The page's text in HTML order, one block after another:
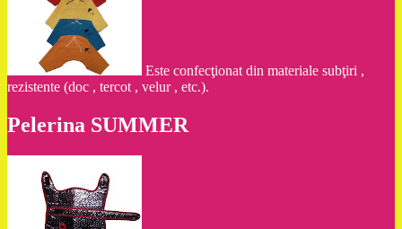
Este confecţionat din materiale subţiri ,
rezistente (doc , tercot , velur , etc.).
Pelerina SUMMER